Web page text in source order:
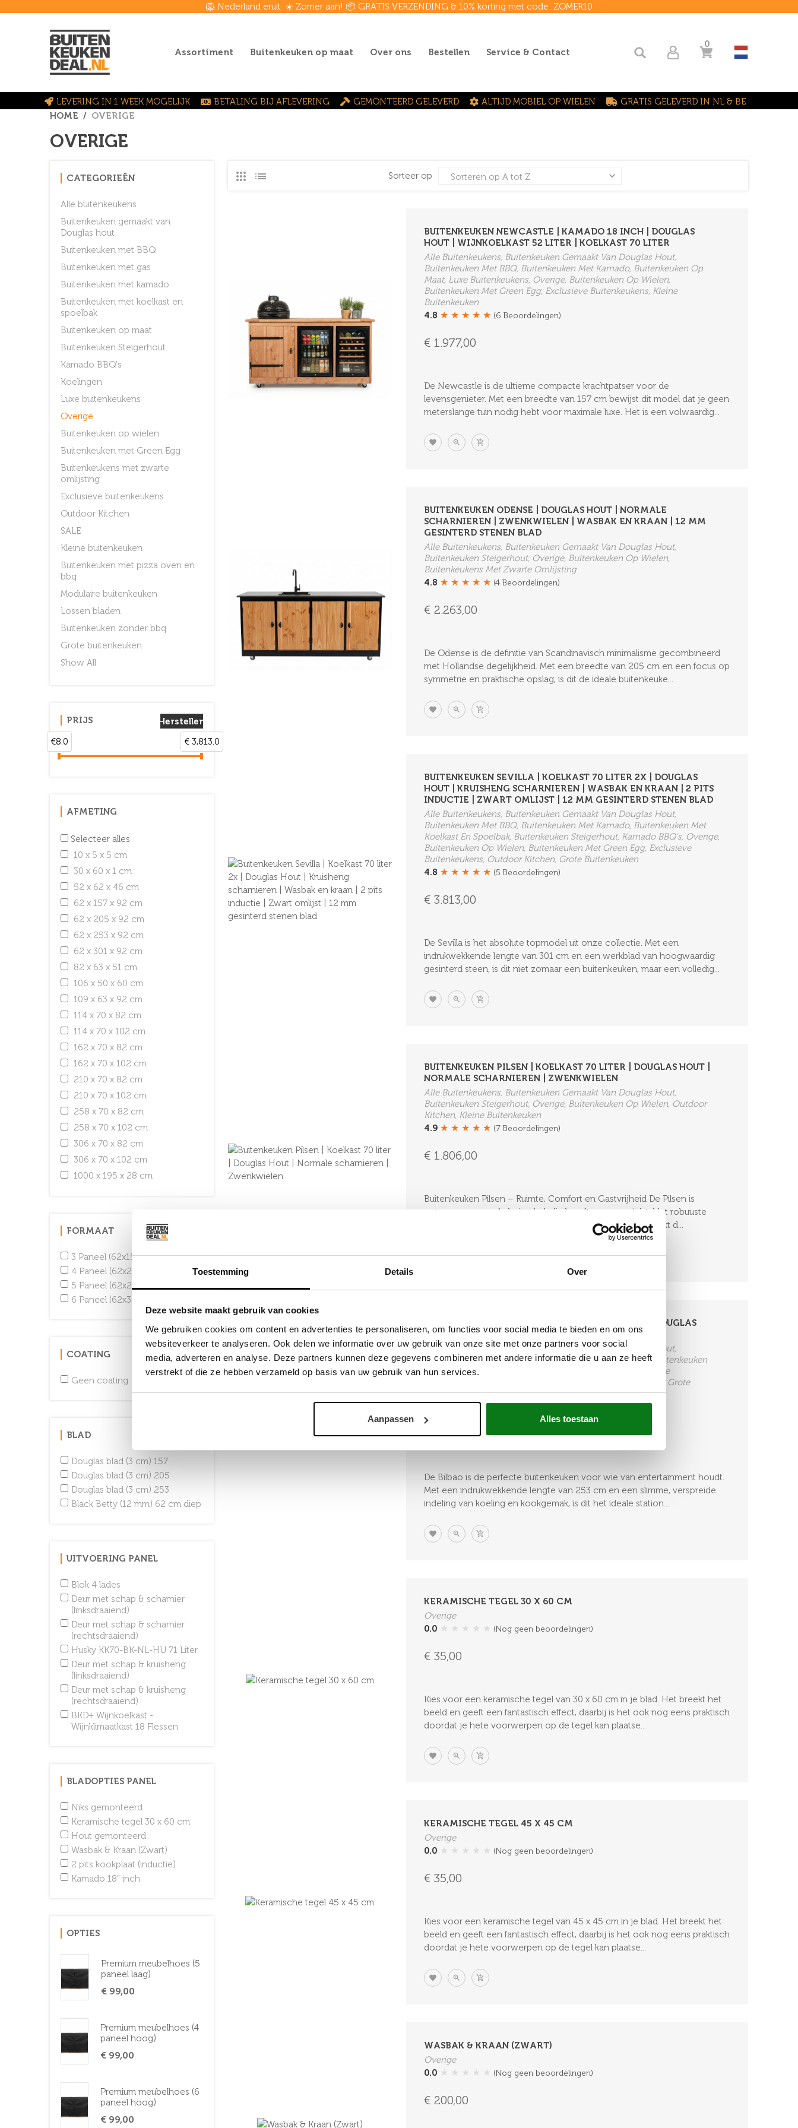
Toestemming Details Over
Deze website maakt gebruik van cookies
We gebruiken cookies om content en advertenties te personaliseren, om functies voor social media te bieden en om ons
websiteverkeer te analyseren. Ook delen we informatie over uw gebruik van onze site met onze partners voor social
media, adverteren en analyse. Deze partners kunnen deze gegevens combineren met andere informatie die u aan ze heeft
verstrekt of die ze hebben verzameld op basis van uw gebruik van hun services.
Aanpassen Alles toestaan
🦁 Nederland eruit. ☀️ Zomer aan! 📦 GRATIS VERZENDING & 10% korting met code: ZOMER10
Assortiment Buitenkeuken op maat Over ons Bestellen Service & Contact
0
LEVERING IN 1 WEEK MOGELIJK BETALING BIJ AFLEVERING GEMONTEERD GELEVERD ALTIJD MOBIEL OP WIELEN
GRATIS GELEVERD IN NL & BE
HOME
OVERIGE
OVERIGE
CATEGORIEËN
Alle buitenkeukens
Buitenkeuken gemaakt van
Douglas hout
Buitenkeuken met BBQ
Buitenkeuken met gas
Buitenkeuken met kamado
Buitenkeuken met koelkast en
spoelbak
Buitenkeuken op maat
Buitenkeuken Steigerhout
Kamado BBQ's
Koelingen
Luxe buitenkeukens
Overige
Buitenkeuken op wielen
Buitenkeuken met Green Egg
Buitenkeukens met zwarte
omlijsting
Exclusieve buitenkeukens
Outdoor Kitchen
SALE
Kleine buitenkeuken
Buitenkeuken met pizza oven en
bbq
Modulaire buitenkeuken
Lossen bladen
Buitenkeuken zonder bbq
Grote buitenkeuken
Show All
PRIJS
Herstellen
€8.0
€ 3,813.0
AFMETING
Selecteer alles
10 x 5 x 5 cm
30 x 60 x 1 cm
52 x 62 x 46 cm
62 x 157 x 92 cm
62 x 205 x 92 cm
62 x 253 x 92 cm
62 x 301 x 92 cm
82 x 63 x 51 cm
106 x 50 x 60 cm
109 x 63 x 92 cm
114 x 70 x 82 cm
114 x 70 x 102 cm
162 x 70 x 82 cm
162 x 70 x 102 cm
210 x 70 x 82 cm
210 x 70 x 102 cm
258 x 70 x 82 cm
258 x 70 x 102 cm
306 x 70 x 82 cm
306 x 70 x 102 cm
1000 x 195 x 28 cm
FORMAAT
3 Paneel (62x157x92 cm)
4 Paneel (62x205x92 cm)
5 Paneel (62x253x92 cm)
6 Paneel (62x301x92 cm)
COATING
Geen coating
BLAD
Douglas blad (3 cm) 157
Douglas blad (3 cm) 205
Douglas blad (3 cm) 253
Black Betty (12 mm) 62 cm diep
UITVOERING PANEL
Blok 4 lades
Deur met schap & scharnier
(linksdraaiend)
Deur met schap & scharnier
(rechtsdraaiend)
Husky KK70-BK-NL-HU 71 Liter
Deur met schap & kruisheng
(linksdraaiend)
Deur met schap & kruisheng
(rechtsdraaiend)
BKD+ Wijnkoelkast -
Wijnklimaatkast 18 Flessen
BLADOPTIES PANEL
Niks gemonteerd
Keramische tegel 30 x 60 cm
Hout gemonteerd
Wasbak & Kraan (Zwart)
2 pits kookplaat (inductie)
Kamado 18" inch
OPTIES
Premium meubelhoes (5
paneel laag)
€ 99,00
Premium meubelhoes (4
paneel hoog)
€ 99,00
Premium meubelhoes (6
paneel hoog)
€ 99,00
Sorteer op
BUITENKEUKEN NEWCASTLE | KAMADO 18 INCH | DOUGLAS
HOUT | WIJNKOELKAST 52 LITER | KOELKAST 70 LITER
Alle Buitenkeukens, Buitenkeuken Gemaakt Van Douglas Hout,
Buitenkeuken Met BBQ, Buitenkeuken Met Kamado, Buitenkeuken Op
Maat, Luxe Buitenkeukens, Overige, Buitenkeuken Op Wielen,
Buitenkeuken Met Green Egg, Exclusieve Buitenkeukens, Kleine
Buitenkeuken
4.8 ★ ★ ★ ★ ★ (6 Beoordelingen)
€ 1.977,00
De Newcastle is de ultieme compacte krachtpatser voor de
levensgenieter. Met een breedte van 157 cm bewijst dit model dat je geen
meterslange tuin nodig hebt voor maximale luxe. Het is een volwaardig...
BUITENKEUKEN ODENSE | DOUGLAS HOUT | NORMALE
SCHARNIEREN | ZWENKWIELEN | WASBAK EN KRAAN | 12 MM
GESINTERD STENEN BLAD
Alle Buitenkeukens, Buitenkeuken Gemaakt Van Douglas Hout,
Buitenkeuken Steigerhout, Overige, Buitenkeuken Op Wielen,
Buitenkeukens Met Zwarte Omlijsting
4.8 ★ ★ ★ ★ ★ (4 Beoordelingen)
€ 2.263,00
De Odense is de definitie van Scandinavisch minimalisme gecombineerd
met Hollandse degelijkheid. Met een breedte van 205 cm en een focus op
symmetrie en praktische opslag, is dit de ideale buitenkeuke...
BUITENKEUKEN SEVILLA | KOELKAST 70 LITER 2X | DOUGLAS
HOUT | KRUISHENG SCHARNIEREN | WASBAK EN KRAAN | 2 PITS
INDUCTIE | ZWART OMLIJST | 12 MM GESINTERD STENEN BLAD
Alle Buitenkeukens, Buitenkeuken Gemaakt Van Douglas Hout,
Buitenkeuken Met BBQ, Buitenkeuken Met Kamado, Buitenkeuken Met
Koelkast En Spoelbak, Buitenkeuken Steigerhout, Kamado BBQ's, Overige,
Buitenkeuken Op Wielen, Buitenkeuken Met Green Egg, Exclusieve
Buitenkeukens, Outdoor Kitchen, Grote Buitenkeuken
4.8 ★ ★ ★ ★ ★ (5 Beoordelingen)
€ 3.813,00
De Sevilla is het absolute topmodel uit onze collectie. Met een
indrukwekkende lengte van 301 cm en een werkblad van hoogwaardig
gesinterd steen, is dit niet zomaar een buitenkeuken, maar een volledig...
BUITENKEUKEN PILSEN | KOELKAST 70 LITER | DOUGLAS HOUT |
NORMALE SCHARNIEREN | ZWENKWIELEN
Alle Buitenkeukens, Buitenkeuken Gemaakt Van Douglas Hout,
Buitenkeuken Steigerhout, Overige, Buitenkeuken Op Wielen, Outdoor
Kitchen, Kleine Buitenkeuken
4.9 ★ ★ ★ ★ ★ (7 Beoordelingen)
€ 1.806,00
Buitenkeuken Pilsen – Ruimte, Comfort en Gastvrijheid De Pilsen is
ontworpen voor de buitenkok die houdt van overzicht. Het robuuste
douglashout in combinatie met de praktische indeling maakt d...
BUITENKEUKEN BILBAO | KOELKAST 70 LITER 2 X | DOUGLAS
HOUT | KRUISHENGEN | 2 PITS INDUCTIE
Alle Buitenkeukens, Buitenkeuken Gemaakt Van Douglas Hout,
Buitenkeuken Steigerhout, Luxe Buitenkeukens, Overige, Buitenkeuken
Op Wielen, Buitenkeukens Met Zwarte Omlijsting, Exclusieve
Buitenkeukens, Outdoor Kitchen, Buitenkeuken Zonder Bbq, Grote
Buitenkeuken
4.8 ★ ★ ★ ★ ★
€ 2.630,00
De Bilbao is de perfecte buitenkeuken voor wie van entertainment houdt.
Met een indrukwekkende lengte van 253 cm en een slimme, verspreide
indeling van koeling en kookgemak, is dit het ideale station...
KERAMISCHE TEGEL 30 X 60 CM
Overige
0.0 ★ ★ ★ ★ ★ (Nog geen beoordelingen)
€ 35,00
Kies voor een keramische tegel van 30 x 60 cm in je blad. Het breekt het
beeld en geeft een fantastisch effect, daarbij is het ook nog eens praktisch
doordat je hete voorwerpen op de tegel kan plaatse...
KERAMISCHE TEGEL 45 X 45 CM
Overige
0.0 ★ ★ ★ ★ ★ (Nog geen beoordelingen)
€ 35,00
Kies voor een keramische tegel van 45 x 45 cm in je blad. Het breekt het
beeld en geeft een fantastisch effect, daarbij is het ook nog eens praktisch
doordat je hete voorwerpen op de tegel kan plaatse...
WASBAK & KRAAN (ZWART)
Overige
0.0 ★ ★ ★ ★ ★ (Nog geen beoordelingen)
€ 200,00